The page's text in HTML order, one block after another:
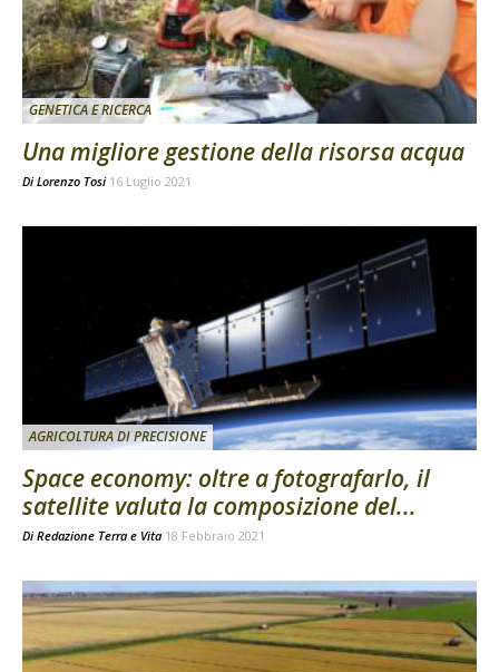
GENETICA E RICERCA
Una migliore gestione della risorsa acqua
Di Lorenzo Tosi 16 Luglio 2021
AGRICOLTURA DI PRECISIONE
Space economy: oltre a fotografarlo, il
satellite valuta la composizione del...
Di Redazione Terra e Vita 18 Febbraio 2021